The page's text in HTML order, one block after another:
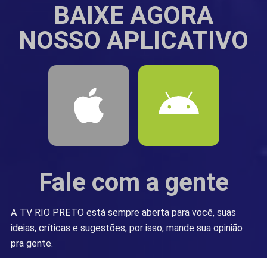
BAIXE AGORA
NOSSO APLICATIVO
Fale com a gente
A TV RIO PRETO está sempre aberta para você, suas
ideias, críticas e sugestões, por isso, mande sua opinião
pra gente.